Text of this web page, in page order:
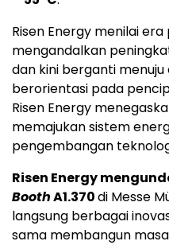
Risen Energy menilai
mengandalkan
dan kini berganti menuju
berorientasi pada
Risen Energy
memajukan sistem
pengembangan
Risen Energy
BoothA1.370di Messe
langsung berbagai
sama membangun